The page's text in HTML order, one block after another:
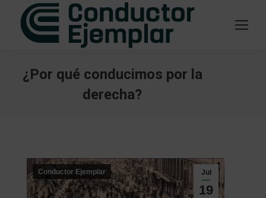
¿Por qué conducimos por la
derecha?
Jul
19
Conductor Ejemplar